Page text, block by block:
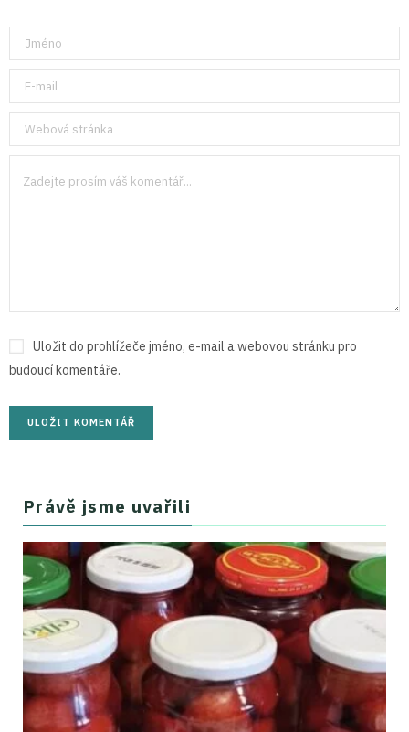
Uložit do prohlížeče jméno, e-mail a webovou stránku pro
budoucí komentáře.
Právě jsme uvařili